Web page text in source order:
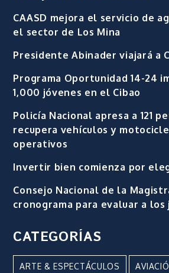
CAASD mejora el servicio de
el sector de Los Mina
Presidente Abinader viajará a
Programa Oportunidad 14-24
1,000 jóvenes en el Cibao
Policía Nacional apresa a 121
recupera vehículos y
operativos
Invertir bien comienza por
Consejo Nacional de la
cronograma para evaluar a los
CATEGORÍAS
ARTE & ESPECTÁCULOS